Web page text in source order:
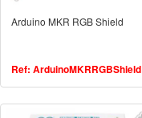
Arduino MKR RGB Shield
Ref: ArduinoMKRRGBShield